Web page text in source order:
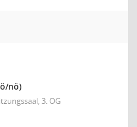
nö)
3. OG